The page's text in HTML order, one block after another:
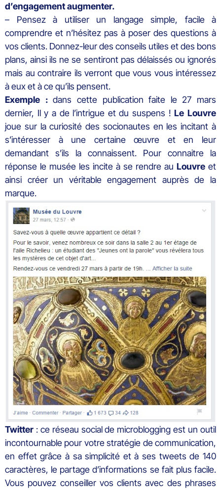
d’engagement augmenter.
– Pensez à utiliser un langage simple, facile à
comprendre et n’hésitez pas à poser des questions à
vos clients. Donnez-leur des conseils utiles et des bons
plans, ainsi ils ne se sentiront pas délaissés ou ignorés
mais au contraire ils verront que vous vous intéressez
à eux et à ce qu’ils pensent.
Exemple :dans cette publication faite le 27 mars
dernier, Il y a de l’intrigue et du suspens !Le Louvre
joue sur la curiosité des socionautes en les incitant à
s’intéresser à une certaine œuvre et en leur
demandant s’ils la connaissent. Pour connaitre la
réponse le musée les incite à se rendre au Louvre et
ainsi créer un véritable engagement auprès de la
marque.
Twitter : ce réseau social de microblogging est un outil
incontournable pour votre stratégie de communication,
en effet grâce à sa simplicité et à ses tweets de 140
caractères, le partage d’informations se fait plus facile.
Vous pouvez conseiller vos clients avec des phrases